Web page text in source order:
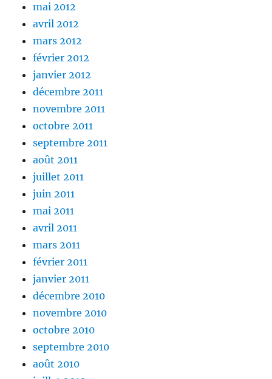
mai 2012
avril 2012
mars 2012
février 2012
janvier 2012
décembre 2011
novembre 2011
octobre 2011
septembre 2011
août 2011
juillet 2011
juin 2011
mai 2011
avril 2011
mars 2011
février 2011
janvier 2011
décembre 2010
novembre 2010
octobre 2010
septembre 2010
août 2010